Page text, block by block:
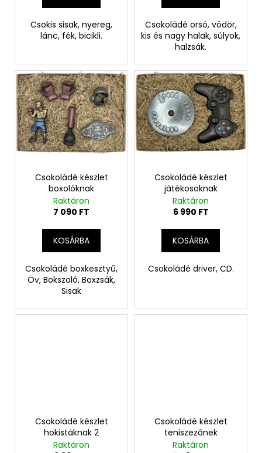
Csokis sisak, nyereg,
lánc, fék, bicikli.
Csokoládé orsó, vödör,
kis és nagy halak, súlyok,
halzsák.
Csokoládé készlet
boxolóknak
Raktáron
7 090 FT
KOSÁRBA
Csokoládé boxkesztyű,
Öv, Bokszoló, Boxzsák,
Sisak
Csokoládé készlet
játékosoknak
Raktáron
6 990 FT
KOSÁRBA
Csokoládé driver, CD.
Csokoládé készlet
hokistáknak 2
Raktáron
Csokoládé készlet
teniszezőnek
Raktáron